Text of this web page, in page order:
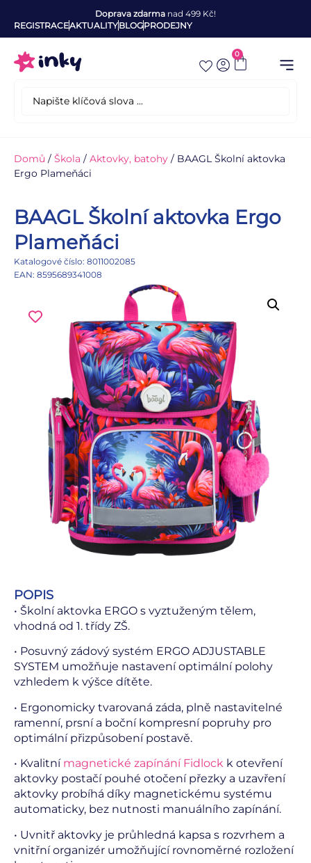
Doprava zdarma nad 499 Kč!
REGISTRACEAKTUALITYBLOGPRODEJNY
0
Domů / Škola / Aktovky, batohy / BAAGL Školní aktovka
Ergo Plameňáci
BAAGL Školní aktovka Ergo
Plameňáci
Katalogové číslo: 8011002085
EAN: 8595689341008
POPIS
• Školní aktovka ERGO s vyztuženým tělem,
vhodná od 1. třídy ZŠ.
• Posuvný zádový systém ERGO ADJUSTABLE
SYSTEM umožňuje nastavení optimální polohy
vzhledem k výšce dítěte.
• Ergonomicky tvarovaná záda, plně nastavitelné
ramenní, prsní a boční kompresní popruhy pro
optimální přizpůsobení postavě.
• Kvalitní magnetické zapínání Fidlock k otevření
aktovky postačí pouhé otočení přezky a uzavření
aktovky probíhá díky magnetickému systému
automaticky, bez nutnosti manuálního zapínání.
• Uvnitř aktovky je průhledná kapsa s rozvrhem a
vnitřní organizér umožňující rovnoměrné rozložení